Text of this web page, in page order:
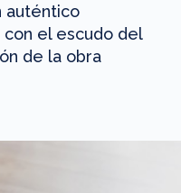
auténtico
el escudo del
de la obra